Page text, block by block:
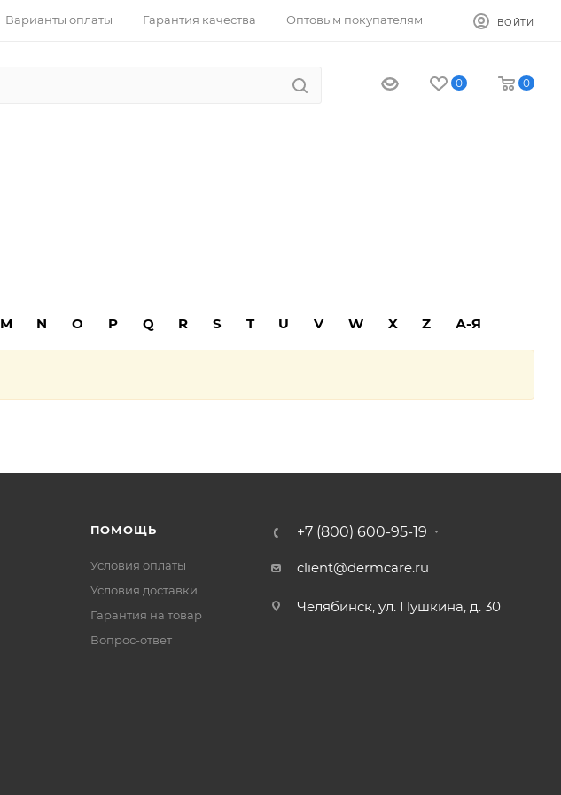
Варианты оплаты Гарантия качества Оптовым покупателям ВОЙТИ
0 0
M N O P Q R S T U V W X Z А-Я
ПОМОЩЬ
Условия оплаты
Условия доставки
Гарантия на товар
Вопрос-ответ
+7 (800) 600-95-19
client@dermcare.ru
Челябинск, ул. Пушкина, д. 30